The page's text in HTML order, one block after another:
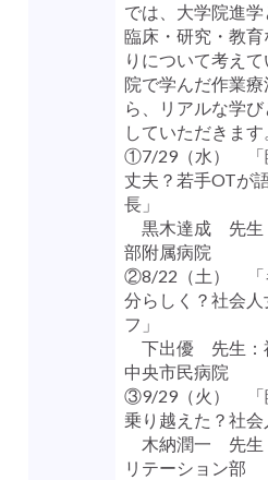
では、大学院進学
臨床・研究・教
りについて考え
院で学んだ作業
ら、リアルな学
していただきます
①7/29（水） 「
丈夫？若手OTが
長」
黒木達成 先生
部附属病院
②8/22（土） 「
分らしく？社会
フ」
下出優 先生：
中央市⺠病院
③9/29（火） 「
乗り越えた？社会
木納潤一 先生
リテーション部